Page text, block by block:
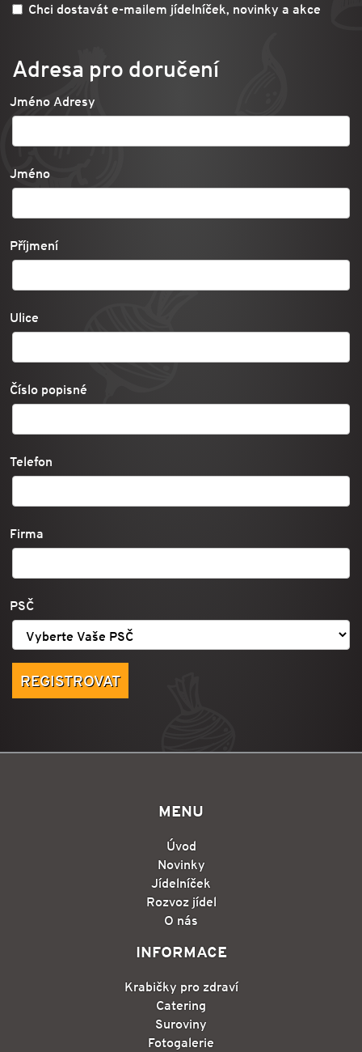
Chci dostavát e-mailem jídelníček, novinky a akce
Adresa pro doručení
Jméno Adresy
Jméno
Příjmení
Ulice
Číslo popisné
Telefon
Firma
PSČ
MENU
Úvod
Novinky
Jídelníček
Rozvoz jídel
O nás
INFORMACE
Krabičky pro zdraví
Catering
Suroviny
Fotogalerie